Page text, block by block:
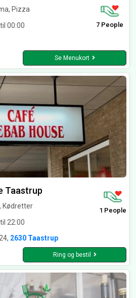
Pizza
00:00 7 People
Se Menukort
Taastrup
Kødretter
22:00
1 People
2630 Taastrup
Ring og bestil